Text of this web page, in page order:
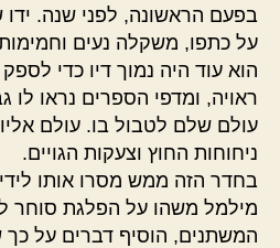
בפעם הראשונה, לפני שנה.
על כתפו, משקלה נעים
הוא עוד היה נמוך דיו כדי
ראויה, ומדפי הספרים נראו לו
עולם שלם לטבול בו. עולם
ניחוחות החוץ וצעקות הגויים.
בחדר הזה ממש מסרו אותו
מילמל משהו על הפלגת סוחר
המשתנים, הוסיף דברים על כך